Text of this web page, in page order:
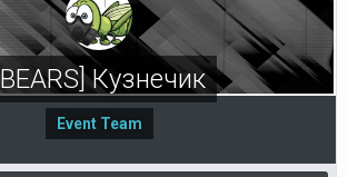
[BEARS] Кузнечик
Event Teаm